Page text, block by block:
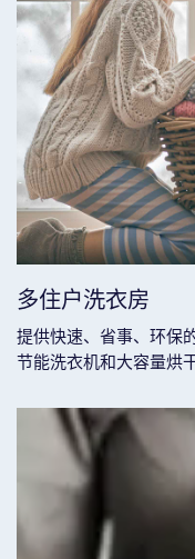
多住户洗衣房
提供快速、省事、环保
节能洗衣机和大容量烘干